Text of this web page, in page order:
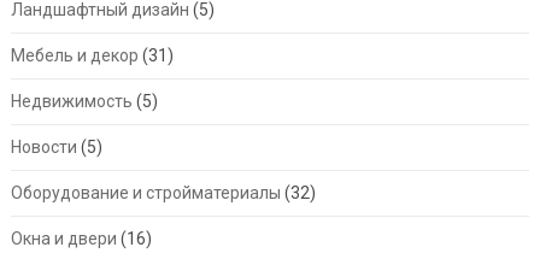
Ландшафтный дизайн (5)
Мебель и декор (31)
Недвижимость (5)
Новости (5)
Оборудование и стройматериалы (32)
Окна и двери (16)